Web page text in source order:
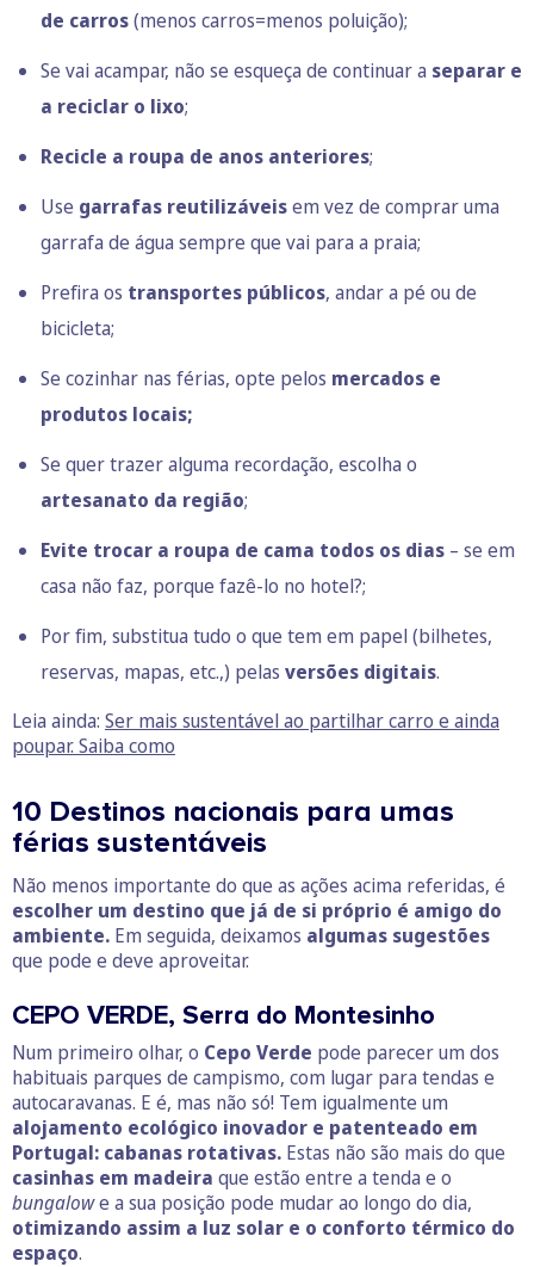
de carros(menos carros=menos poluição);
Se vai acampar, não se esqueça de continuar a separar e
a reciclar o lixo;
Recicle a roupa de anos anteriores;
Use garrafas reutilizáveisem vez de comprar uma
garrafa de água sempre que vai para a praia;
Prefira os transportes públicos, andar a pé ou de
bicicleta;
Se cozinhar nas férias, opte pelos mercados e
produtos locais;
Se quer trazer alguma recordação, escolha o
artesanato da região;
Evite trocar a roupa de cama todos os dias – se em
casa não faz, porque fazê-lo no hotel?;
Por fim, substitua tudo o que tem em papel (bilhetes,
reservas, mapas, etc.,) pelas versões digitais.
Leia ainda: Ser mais sustentável ao partilhar carro e ainda
poupar. Saiba como
10 Destinos nacionais para umas
férias sustentáveis
Não menos importante do que as ações acima referidas, é
escolher um destino que já de si próprio é amigo do
ambiente. Em seguida, deixamos algumas sugestões
que pode e deve aproveitar.
CEPO VERDE, Serra do Montesinho
Num primeiro olhar, o Cepo Verde pode parecer um dos
habituais parques de campismo, com lugar para tendas e
autocaravanas. E é, mas não só! Tem igualmente um
alojamento ecológico inovador e patenteado em
Portugal: cabanas rotativas. Estas não são mais do que
casinhas em madeira que estão entre a tenda e o
bungalowe a sua posição pode mudar ao longo do dia,
otimizando assim a luz solar e o conforto térmico do
espaço.